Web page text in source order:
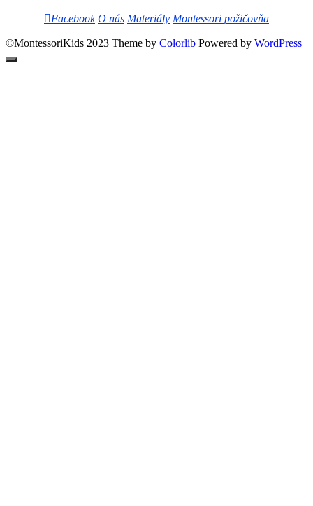
Facebook O nás Materiály Montessori požičovňa
©MontessoriKids 2023 Theme by Colorlib Powered by WordPress